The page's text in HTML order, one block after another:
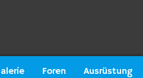
Foren Ausrüstung